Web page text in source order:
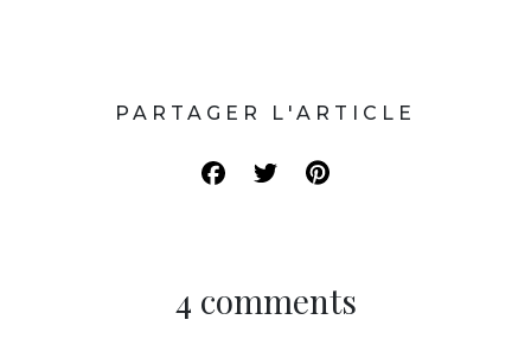
PARTAGER L'ARTICLE
4 comments